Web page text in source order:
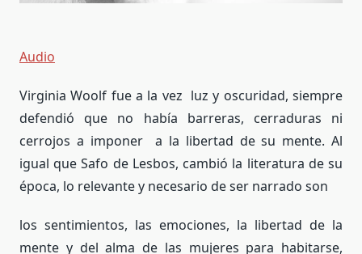
Audio
Virginia Woolf fue a la vez luz y oscuridad, siempre
defendió que no había barreras, cerraduras ni
cerrojos a imponer a la libertad de su mente. Al
igual que Safo de Lesbos, cambió la literatura de su
época, lo relevante y necesario de ser narrado son
los sentimientos, las emociones, la libertad de la
mente y del alma de las mujeres para habitarse,